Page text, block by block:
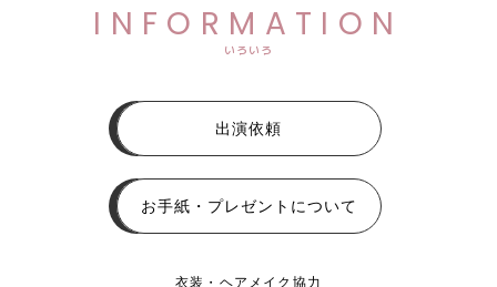
INFORMATION
いろいろ
出演依頼
お手紙・プレゼントについて
衣装・ヘアメイク協力